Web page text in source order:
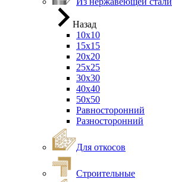
Назад
10х10
15х15
20х20
25х25
30х30
40х40
50х50
Равносторонний
Разносторонний
Для откосов
Строительные